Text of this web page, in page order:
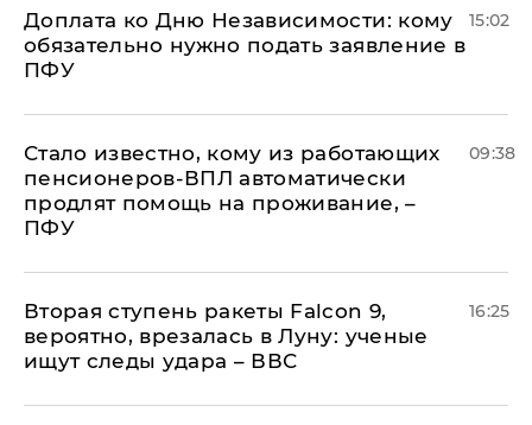
Доплата ко Дню Независимости: кому
обязательно нужно подать заявление в
ПФУ
15:02
Стало известно, кому из работающих
пенсионеров-ВПЛ автоматически
продлят помощь на проживание, –
ПФУ
09:38
Вторая ступень ракеты Falcon 9,
вероятно, врезалась в Луну: ученые
ищут следы удара – ВВС
16:25